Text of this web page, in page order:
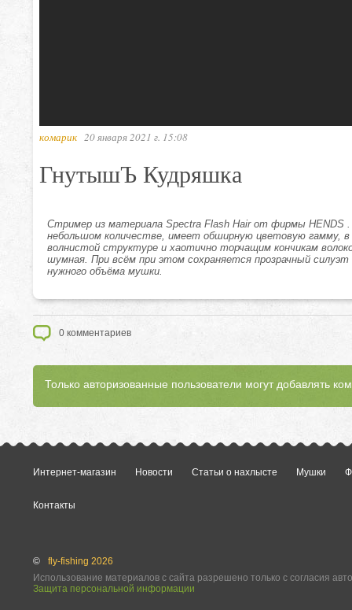
комарик 20 января 2021 г. 15:08
ГнутышЪ Кудряшка
Стример из материала Spectra Flash Hair от фирмы HENDS
небольшом количестве, имеет обширную цветовую гамму,
волнистой структуре и хаотично торчащим кончикам
шумная. При всём при этом сохраняется прозрачный
нужного объёма мушки.
0 комментариев
Только авторизованные пользователи могут добавлять
Интернет-магазин Новости Статьи о нахлысте Мушки
Контакты
©
fly-fishing 2026
Использование материалов с сайта разрешено только с согласия
Защита персональной информации